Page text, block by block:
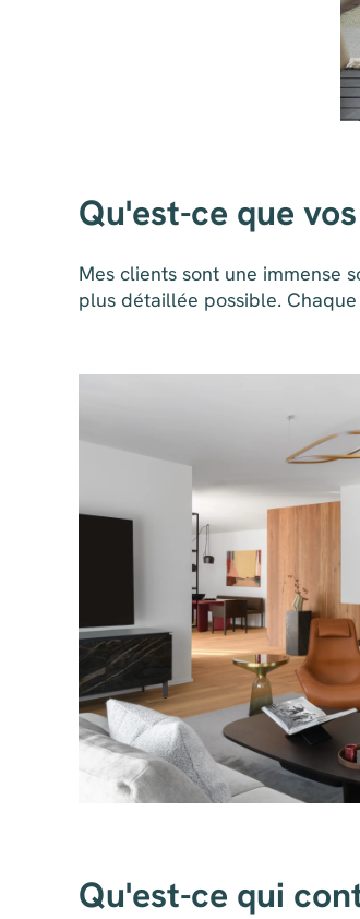
Qu'est-ce que
Mes clients sont une immense
plus détaillée possible.
Qu'est-ce qui